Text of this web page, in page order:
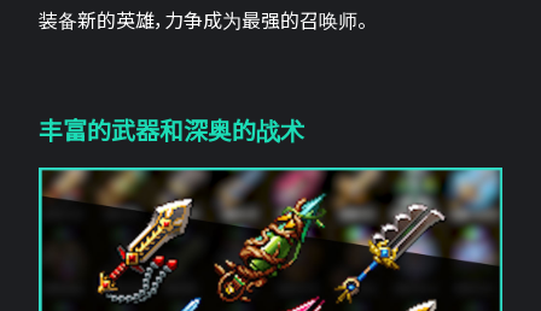
装备新的英雄，力争成为最强的召唤师。
丰富的武器和深奥的战术